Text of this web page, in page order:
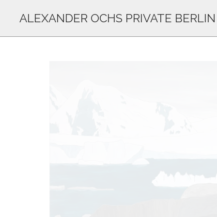
ALEXANDER OCHS PRIVATE BERLIN